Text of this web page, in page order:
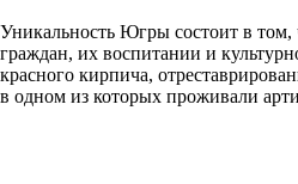
Уникальность Югры состоит в том,
граждан, их воспитании и
красного кирпича,
в одном из которых проживали